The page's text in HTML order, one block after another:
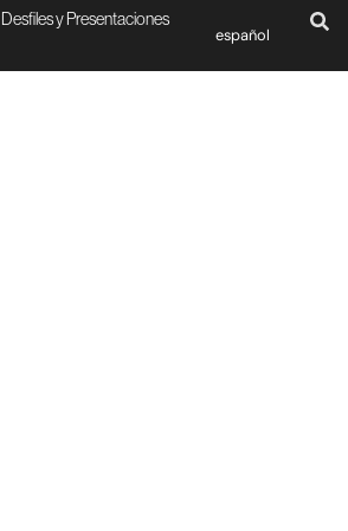
Desfiles y Presentaciones
español